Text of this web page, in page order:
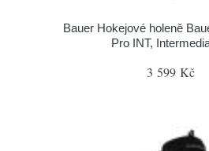
Bauer Hokejové holeně
Pro INT,
3 599 Kč